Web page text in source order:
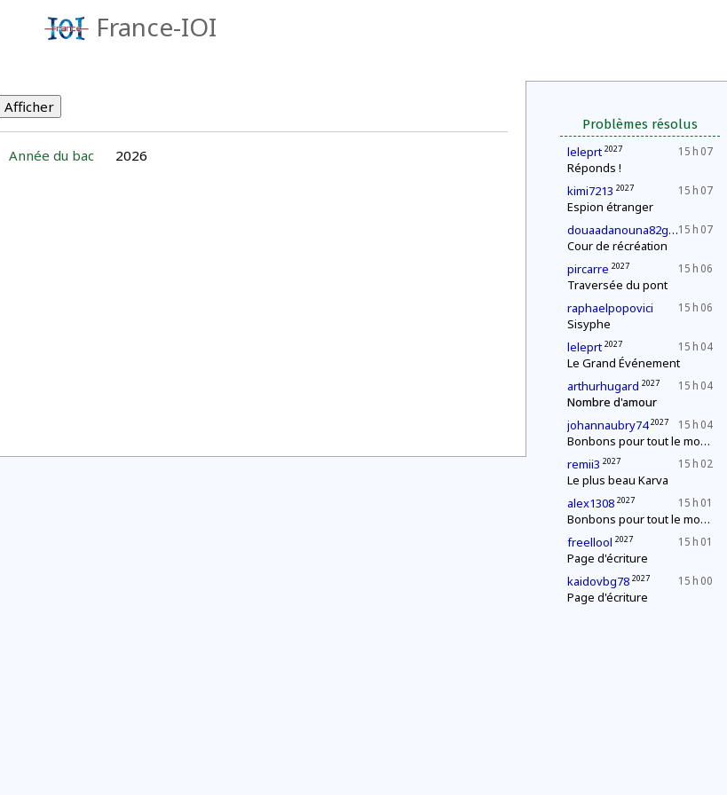
France-IOI
Problèmes résolus
15 h 07
leleprt 2027
Réponds !
15 h 07
kimi7213 2027
Espion étranger
15 h 07
douaadanouna82gmailcom
Cour de récréation
15 h 06
pircarre 2027
Traversée du pont
15 h 06
raphaelpopovici
Sisyphe
15 h 04
leleprt 2027
Le Grand Événement
15 h 04
arthurhugard 2027
Nombre d'amour
15 h 04
johannaubry74 2027
Bonbons pour tout le monde !
15 h 02
remii3 2027
Le plus beau Karva
15 h 01
alex1308 2027
Bonbons pour tout le monde !
15 h 01
freellool 2027
Page d'écriture
15 h 00
kaidovbg78 2027
Page d'écriture
Année du bac 2026